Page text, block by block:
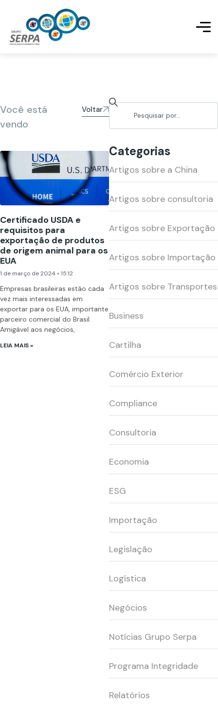
Você está
vendo
Voltar
Certificado USDA e
requisitos para
exportação de produtos
de origem animal para os
EUA
1 de março de 2024 15:12
Empresas brasileiras estão cada
vez mais interessadas em
exportar para os EUA, importante
parceiro comercial do Brasil.
Amigável aos negócios,
LEIA MAIS »
Categorias
Artigos sobre a China
Artigos sobre consultoria
Artigos sobre Exportação
Artigos sobre Importação
Artigos sobre Transportes
Business
Cartilha
Comércio Exterior
Compliance
Consultoria
Economia
ESG
Importação
Legislação
Logística
Negócios
Notícias Grupo Serpa
Programa Integridade
Relatórios